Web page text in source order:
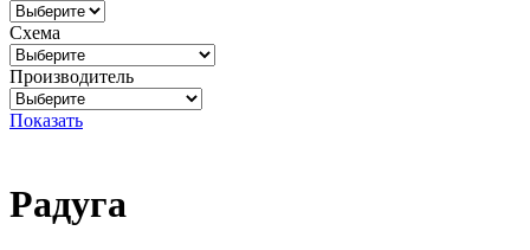
Схема
Производитель
Показать
Радуга